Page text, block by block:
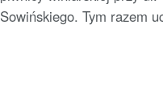
Sowińskiego. Tym razem